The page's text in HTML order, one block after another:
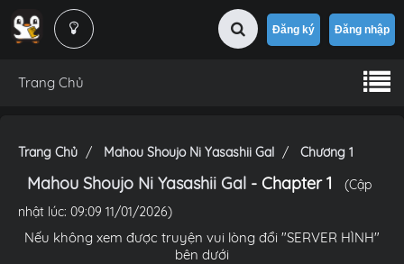
Đăng ký Đăng nhập
Trang Chủ
Trang Chủ Mahou Shoujo Ni Yasashii Gal Chương 1
Mahou Shoujo Ni Yasashii Gal - Chapter 1
(Cập
nhật lúc: 09:09 11/01/2026)
Nếu không xem được truyện vui lòng đổi "SERVER HÌNH"
bên dưới